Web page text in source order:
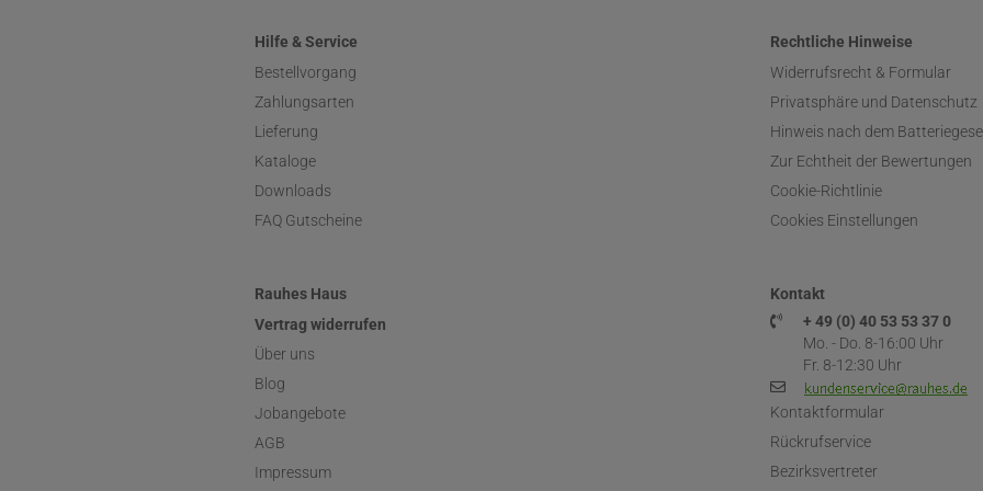
Hilfe & Service
Bestellvorgang
Zahlungsarten
Lieferung
Kataloge
Downloads
FAQ Gutscheine
Rechtliche Hinweise
Widerrufsrecht & Formular
Privatsphäre und Datenschutz
Hinweis nach dem
Zur Echtheit der Bewertungen
Cookie-Richtlinie
Cookies Einstellungen
Rauhes Haus
Vertrag widerrufen
Über uns
Blog
Jobangebote
AGB
Impressum
Kontakt
+ 49 (0) 40 53 53 37 0
Mo. - Do. 8-16:00 Uhr
Fr. 8-12:30 Uhr
Kontaktformular
Rückrufservice
Bezirksvertreter